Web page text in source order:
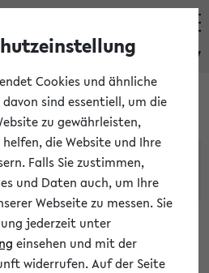
eKVV
in English
Previous...
Cookies und ähnliche
sind essentiell, um die
zu gewährleisten,
die Website und Ihre
Falls Sie zustimmen,
und Daten auch, um Ihre
Webseite zu messen. Sie
jederzeit unter
einsehen und mit der
widerrufen. Auf der Seite